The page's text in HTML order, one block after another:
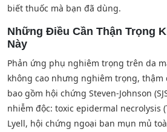
biết thuốc mà bạn đã dùng.
Những Điều Cần Thận Trọng
Này
Phản ứng phụ nghiêm trọng trên da
không cao nhưng nghiêm trọng, thậm
bao gồm hội chứng Steven-Johnson
nhiễm độc: toxic epidermal necrolysis
Lyell, hội chứng ngoại ban mụn mủ